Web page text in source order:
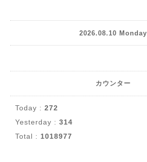
2026.08.10 Monday
カウンター
Today : 272
Yesterday : 314
Total : 1018977